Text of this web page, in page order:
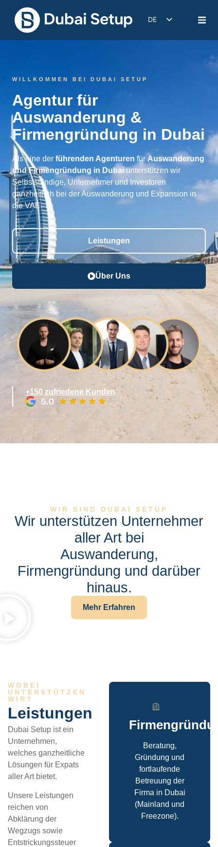
DE
WILLKOMMEN BEI DUBAI SETUP
Agentur für
Auswanderung &
Firmengründung in Dubai
Als eine der führenden Agenturen für Auswanderung
und Firmengründung in Dubaiunterstützen wir
Selbstständige, Unternehmer und Investoren
ganzheitlich bei der Auswanderung und Expansion in
die VAE.
Leistungen
Über Uns
+150 zufriedene Kunden
WIR SIND DUBAI SETUP
Wir unterstützen Unternehmer
aller Art bei
Auswanderung,
Firmengründung und darüber
hinaus.
Mehr Erfahren
WOBEI
UNTERSTÜTZEN
WIR?
Leistungen
Dubai Setup ist ein
Unternehmen,
welches ganzheitliche
Lösungen für Expats
aller Art bietet.
Unsere Leistungen
reichen von
Abklärung der
Wegzugs sowie
Entstrickungssteuer
Beratung,
Gründung und
fortlaufende
Betreuung der
Firma in Dubai
(Mainland und
Freezone).